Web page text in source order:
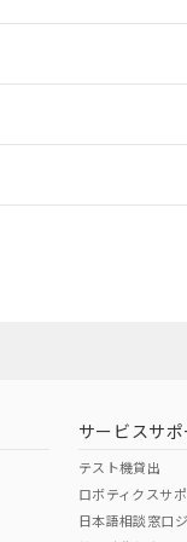
サービスサポ
テスト機貸出
ロボティクスサ
日本語相談窓口